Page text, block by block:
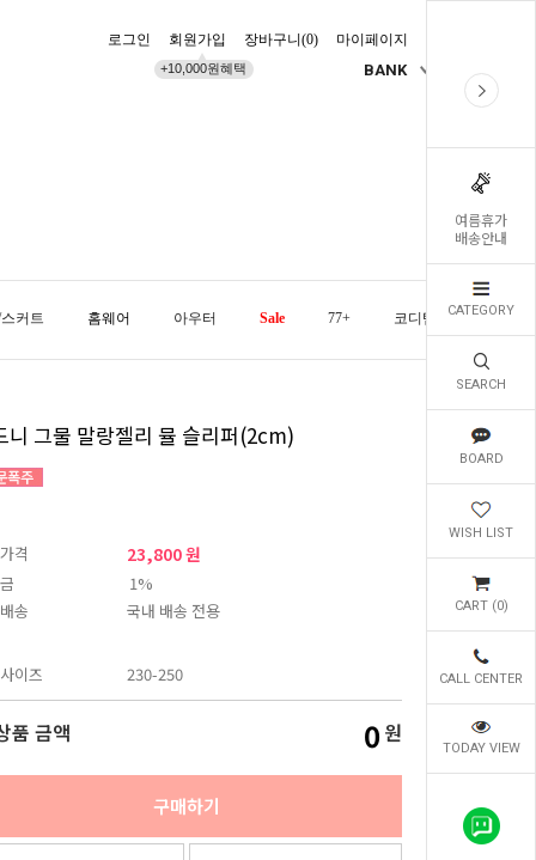
여름휴가
배송안내
CATEGORY
SEARCH
BOARD
WISH LIST
CART (0)
CALL CENTER
TODAY VIEW
로그인 회원가입
+10,000원혜택
장바구니(0) 마이페이지
BANK
커트 홈웨어 아우터 Sale 77+ 코디템 오늘발송
니 그물 말랑젤리 뮬 슬리퍼(2cm)
격 23,800 원
1%
송
국내 배송 전용
이즈 230-250
품 금액 0 원
구매하기